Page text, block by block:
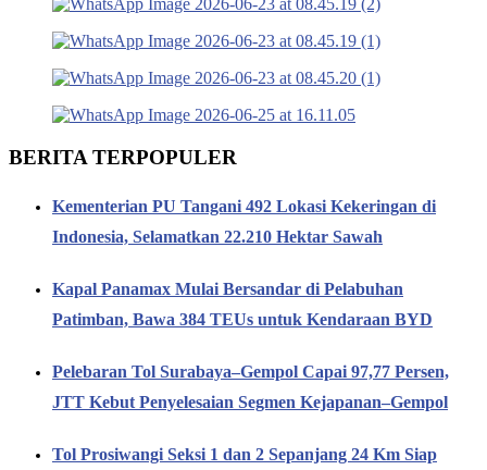
BERITA TERPOPULER
Kementerian PU Tangani 492 Lokasi Kekeringan di
Indonesia, Selamatkan 22.210 Hektar Sawah
Kapal Panamax Mulai Bersandar di Pelabuhan
Patimban, Bawa 384 TEUs untuk Kendaraan BYD
Pelebaran Tol Surabaya–Gempol Capai 97,77 Persen,
JTT Kebut Penyelesaian Segmen Kejapanan–Gempol
Tol Prosiwangi Seksi 1 dan 2 Sepanjang 24 Km Siap